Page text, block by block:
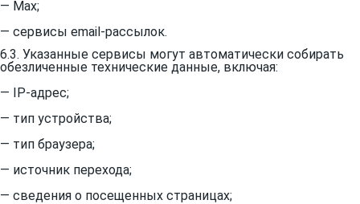
— Max;
— сервисы email-рассылок.
6.3. Указанные сервисы могут автоматически собирать
обезличенные технические данные, включая:
— IP-адрес;
— тип устройства;
— тип браузера;
— источник перехода;
— сведения о посещенных страницах;